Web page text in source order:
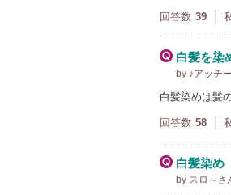
回答数 39
白髪を染
by ♪アッチ
白髪染めは髪
回答数 58
白髪染め
by スロ～ さ